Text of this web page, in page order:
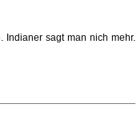
Indianer sagt man nich mehr.